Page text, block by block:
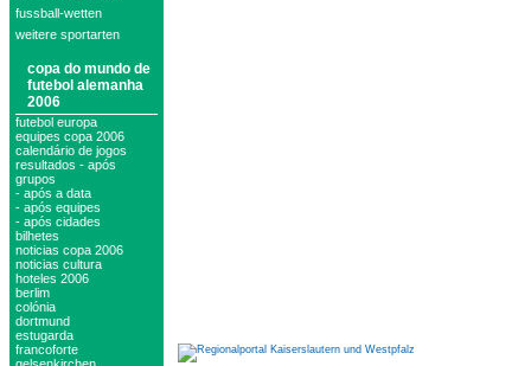
fussball-wetten
weitere sportarten
copa do mundo de
futebol alemanha
2006
futebol europa
equipes copa 2006
calendário de jogos
resultados - após
grupos
- após a data
- após equipes
- após cidades
bilhetes
noticias copa 2006
noticias cultura
hoteles 2006
berlim
colónia
dortmund
estugarda
francoforte